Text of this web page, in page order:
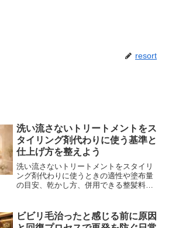
resort
洗い流さないトリートメントをス
タイリング剤代わりに使う基準と
仕上げ方を整えよう
洗い流さないトリートメントをスタイリ
ング剤代わりに使うときの適性や塗布量
の目安、乾かし方、併用できる整髪料、
す。使い分けの判断が明確になり、毎日
の仕上がりが安定します。
ビビリ毛治ったと感じる前に原因